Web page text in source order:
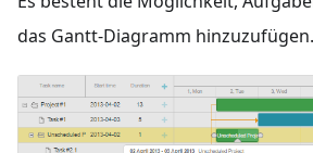
das Gantt-Diagramm hinzuzufügen.